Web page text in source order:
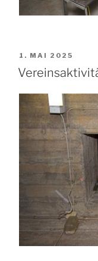
VERÖFFENTLICHT
AM
1. MAI 2025